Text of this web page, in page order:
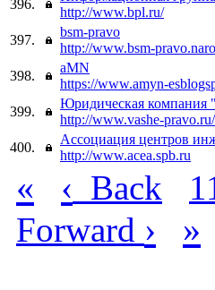
396.
http://www.bpl.ru/
397.
bsm-pravo
http://www.bsm-
398.
aMN
https://www.amyn-
399.
Юридическая компания
http://www.vashe-pravo.ru/
400.
Ассоциация центров
http://www.acea.spb.ru
« ‹ Back
Forward › »